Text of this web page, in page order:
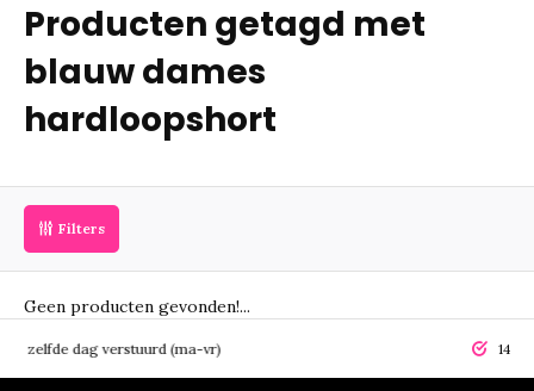
Producten getagd met
blauw dames
hardloopshort
Filters
Geen producten gevonden!...
dag verstuurd (ma-vr) 14 dagen